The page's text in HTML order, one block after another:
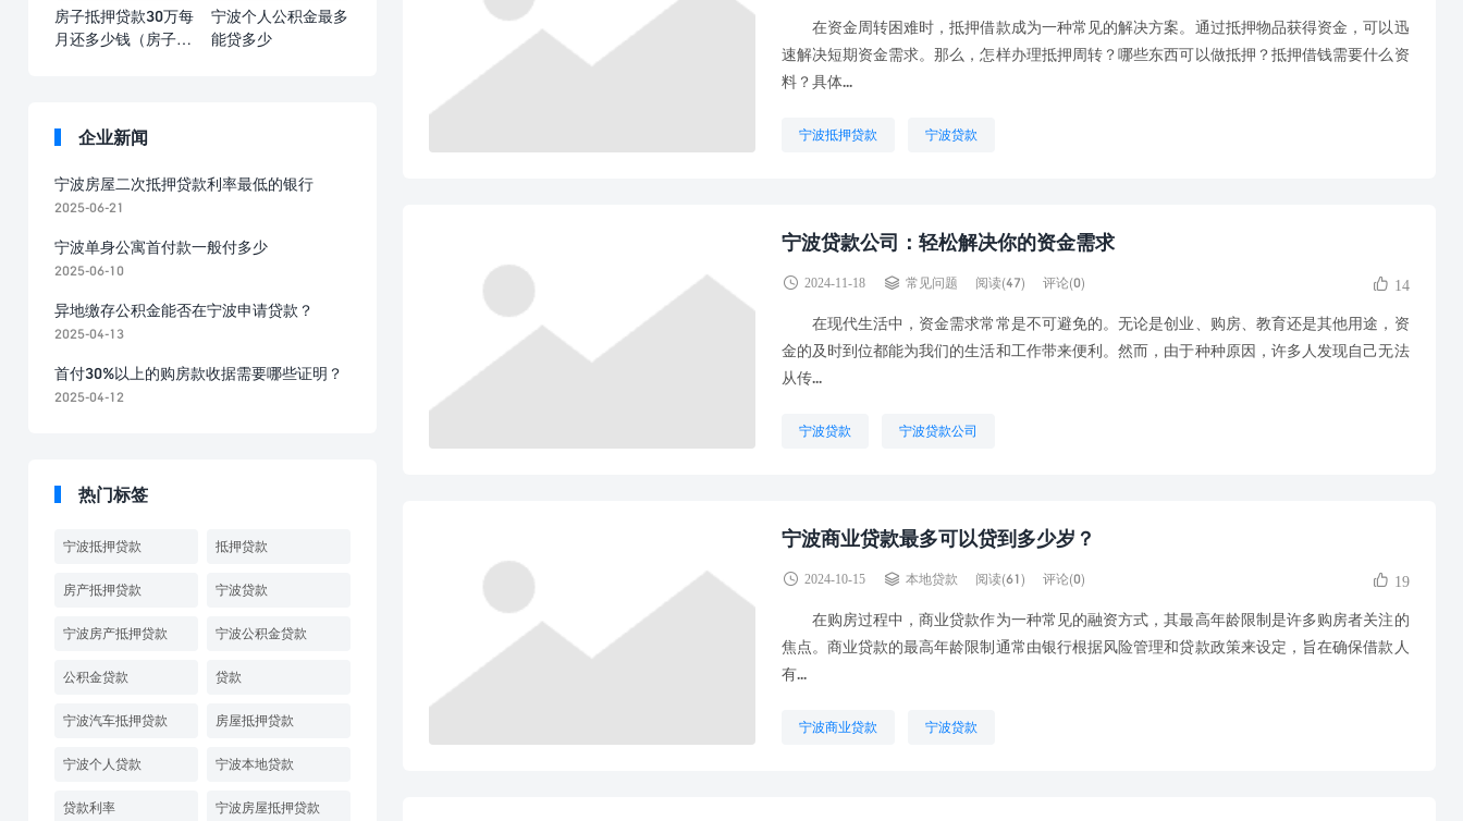
在资金周转困难时，抵押借款成为一种常见的解决方案。通过抵押物品获得资金，可以迅
速解决短期资金需求。那么，怎样办理抵押周转？哪些东西可以做抵押？抵押借钱需要什么资
料？具体...
宁波抵押贷款 宁波贷款
宁波贷款公司：轻松解决你的资金需求
2024-11-18 常见问题 阅读(47) 评论(0) 14
在现代生活中，资金需求常常是不可避免的。无论是创业、购房、教育还是其他用途，资
金的及时到位都能为我们的生活和工作带来便利。然而，由于种种原因，许多人发现自己无法
从传...
宁波贷款 宁波贷款公司
宁波商业贷款最多可以贷到多少岁？
2024-10-15 本地贷款 阅读(61) 评论(0) 19
在购房过程中，商业贷款作为一种常见的融资方式，其最高年龄限制是许多购房者关注的
焦点。商业贷款的最高年龄限制通常由银行根据风险管理和贷款政策来设定，旨在确保借款人
有...
宁波商业贷款 宁波贷款
房子抵押贷款30万每
月还多少钱（房子抵
宁波个人公积金最多
能贷多少
企业新闻
宁波房屋二次抵押贷款利率最低的银行
2025-06-21
宁波单身公寓首付款一般付多少
2025-06-10
异地缴存公积金能否在宁波申请贷款？
2025-04-13
首付30%以上的购房款收据需要哪些证明？
2025-04-12
热门标签
宁波抵押贷款 抵押贷款
房产抵押贷款 宁波贷款
宁波房产抵押贷款 宁波公积金贷款
公积金贷款 贷款
宁波汽车抵押贷款 房屋抵押贷款
宁波个人贷款 宁波本地贷款
贷款利率 宁波房屋抵押贷款